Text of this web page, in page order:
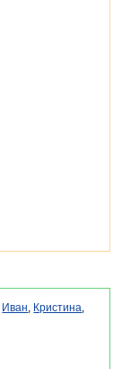
Иван, Кристина,